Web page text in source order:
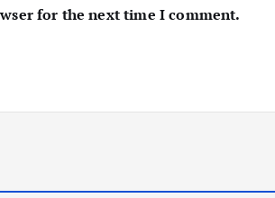
for the next time I comment.